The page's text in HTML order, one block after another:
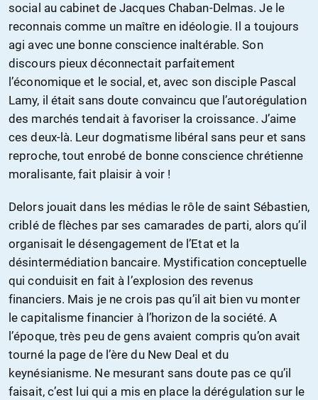
social au cabinet de Jacques Chaban-Delmas. Je le
reconnais comme un maître en idéologie. Il a toujours
agi avec une bonne conscience inaltérable. Son
discours pieux déconnectait parfaitement
l’économique et le social, et, avec son disciple Pascal
Lamy, il était sans doute convaincu que l’autorégulation
des marchés tendait à favoriser la croissance. J’aime
ces deux-là. Leur dogmatisme libéral sans peur et sans
reproche, tout enrobé de bonne conscience chrétienne
moralisante, fait plaisir à voir !
Delors jouait dans les médias le rôle de saint Sébastien,
criblé de flèches par ses camarades de parti, alors qu’il
organisait le désengagement de l’Etat et la
désintermédiation bancaire. Mystification conceptuelle
qui conduisit en fait à l’explosion des revenus
financiers. Mais je ne crois pas qu’il ait bien vu monter
le capitalisme financier à l’horizon de la société. A
l’époque, très peu de gens avaient compris qu’on avait
tourné la page de l’ère du New Deal et du
keynésianisme. Ne mesurant sans doute pas ce qu’il
faisait, c’est lui qui a mis en place la dérégulation sur le